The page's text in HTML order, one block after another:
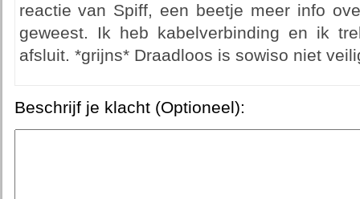
reactie van Spiff, een beetje meer info
geweest. Ik heb kabelverbinding en ik
afsluit. *grijns* Draadloos is sowiso niet
Beschrijf je klacht (Optioneel):